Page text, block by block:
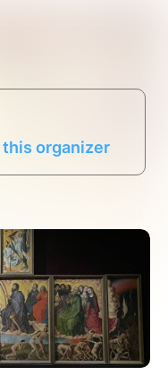
organizer